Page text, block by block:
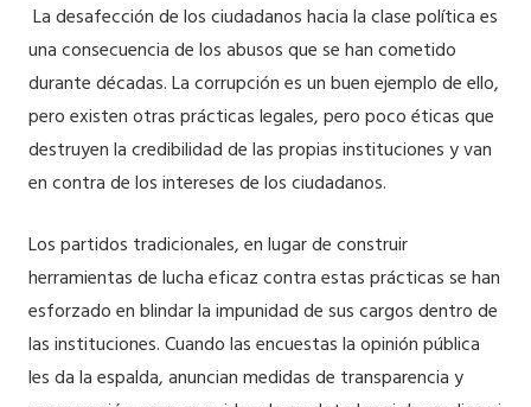
La desafección de los ciudadanos hacia la clase política es
una consecuencia de los abusos que se han cometido
durante décadas. La corrupción es un buen ejemplo de ello,
pero existen otras prácticas legales, pero poco éticas que
destruyen la credibilidad de las propias instituciones y van
en contra de los intereses de los ciudadanos.
Los partidos tradicionales, en lugar de construir
herramientas de lucha eficaz contra estas prácticas se han
esforzado en blindar la impunidad de sus cargos dentro de
las instituciones. Cuando las encuestas la opinión pública
les da la espalda, anuncian medidas de transparencia y